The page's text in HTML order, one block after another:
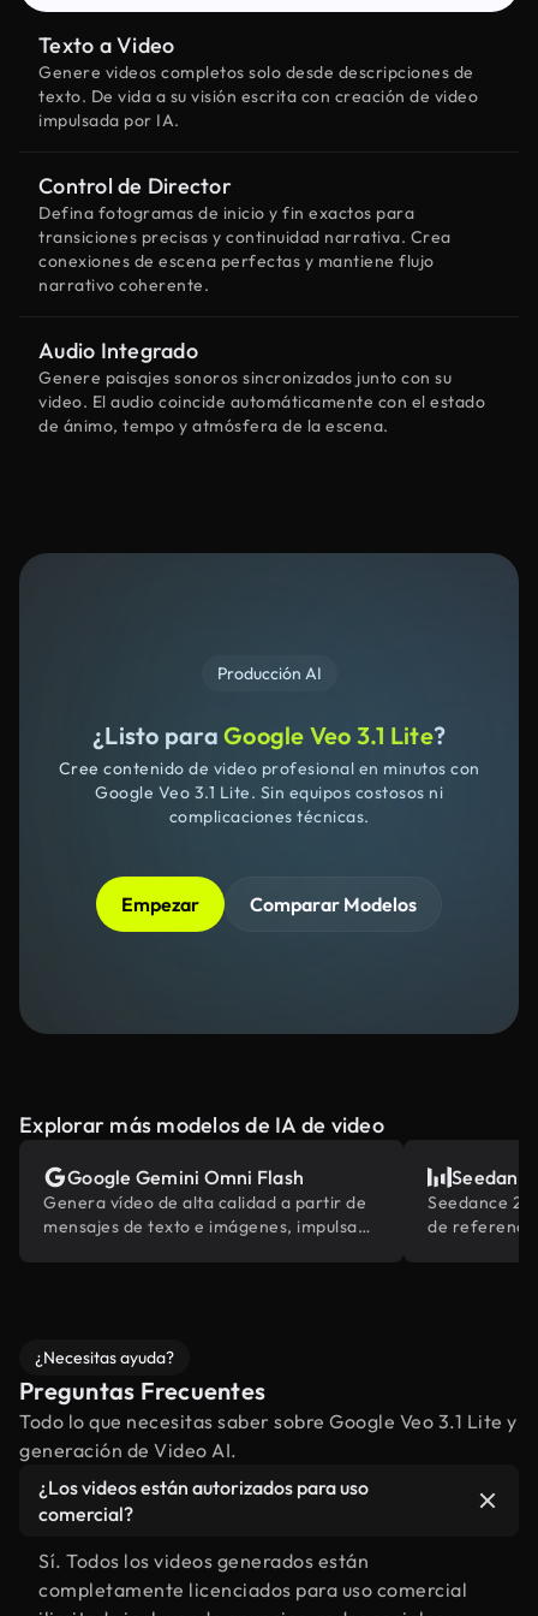
Texto a Video
Genere videos completos solo desde descripciones de
texto. De vida a su visión escrita con creación de video
impulsada por IA.
Control de Director
Defina fotogramas de inicio y fin exactos para
transiciones precisas y continuidad narrativa. Crea
conexiones de escena perfectas y mantiene flujo
narrativo coherente.
Audio Integrado
Genere paisajes sonoros sincronizados junto con su
video. El audio coincide automáticamente con el estado
de ánimo, tempo y atmósfera de la escena.
Producción AI
¿Listo para Google Veo 3.1 Lite?
Cree contenido de video profesional en minutos con
Google Veo 3.1 Lite. Sin equipos costosos ni
complicaciones técnicas.
Empezar Comparar Modelos
Explorar más modelos de IA de video
Google Gemini Omni Flash
Genera vídeo de alta calidad a partir de
mensajes de texto e imágenes, impulsado
Seedance
de
¿Necesitas ayuda?
Preguntas Frecuentes
Todo lo que necesitas saber sobre Google Veo 3.1 Lite y
generación de Video AI.
¿Los videos están autorizados para uso
comercial?
Sí. Todos los videos generados están
completamente licenciados para uso comercial